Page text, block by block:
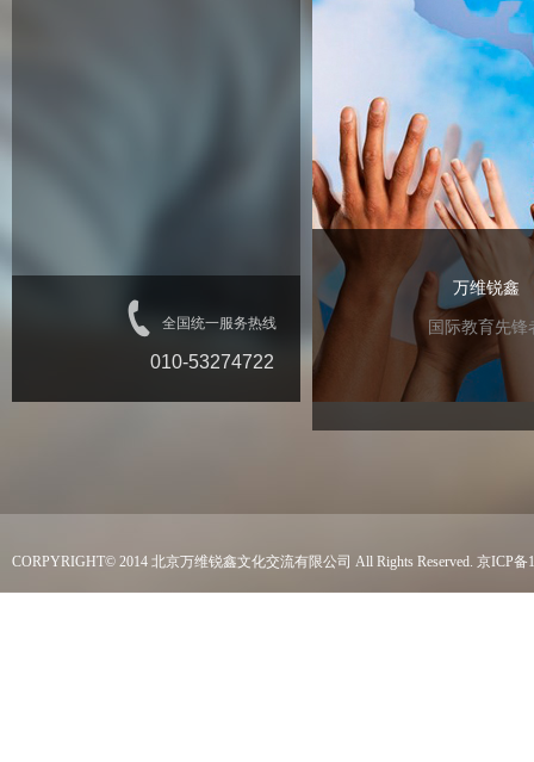
全国统一服务热线
010-53274722
万维锐鑫
国际教育先锋
CORPYRIGHT© 2014 北京万维锐鑫文化交流有限公司 All Rights Reserved. 京ICP备